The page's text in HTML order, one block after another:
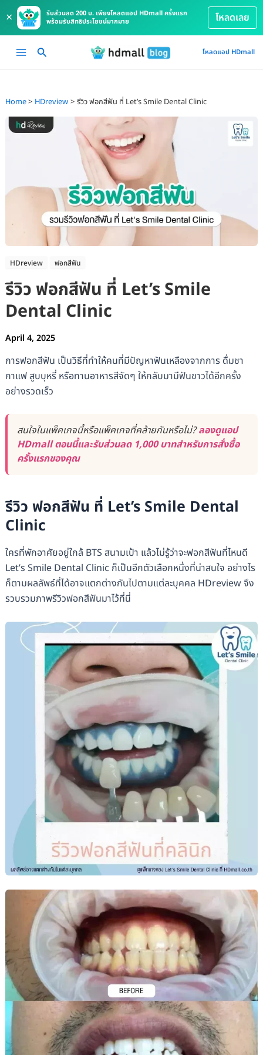
×
รับส่วนลด 200 บ. เพียงโหลดแอป HDmall ครั้งแรก
พร้อมรับสิทธิประโยชน์มากมาย
โหลดเลย
Main
โหลดแอป HDmall
Home HDreview รีวิว ฟอกสีฟัน ที่ Let’s Smile Dental Clinic
HDreview ฟอกสีฟัน
รีวิว ฟอกสีฟัน ที่ Let’s Smile
Dental Clinic
April 4, 2025
การฟอกสีฟัน เป็นวิธีที่ทำให้คนที่มีปัญหาฟันเหลืองจากการ ดื่มชา
กาแฟ สูบบุหรี่ หรือทานอาหารสีจัดๆ ให้กลับมามีฟันขาวได้อีกครั้ง
อย่างรวดเร็ว
สนใจในแพ็คเกจนี้หรือแพ็คเกจที่คล้ายกันหรือไม่?ลองดูแอป
HDmall ตอนนี้และรับส่วนลด 1,000 บาทสำหรับการสั่งซื้อ
ครั้งแรกของคุณ
รีวิว ฟอกสีฟัน ที่ Let’s Smile Dental
Clinic
ใครที่พักอาศัยอยู่ใกล้ BTS สนามเป้า แล้วไม่รู้ว่าจะฟอกสีฟันที่ไหนดี
Let’s Smile Dental Clinic ก็เป็นอีกตัวเลือกหนึ่งที่น่าสนใจ อย่างไร
ก็ตามผลลัพธ์ที่ได้อาจแตกต่างกันไปตามแต่ละบุคคล HDreview จึง
รวบรวมภาพรีวิวฟอกสีฟันมาไว้ที่นี่